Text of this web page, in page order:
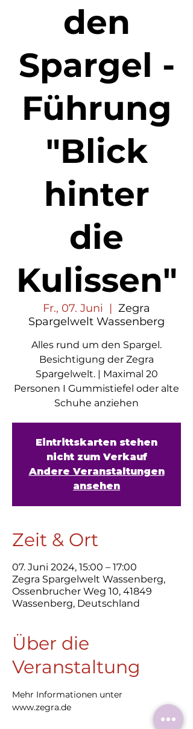
den
Spargel -
Führung
"Blick
hinter
die
Kulissen"
Fr., 07. Juni
  |
Zegra
Spargelwelt Wassenberg
Alles rund um den Spargel.
Besichtigung der Zegra
Spargelwelt. | Maximal 20
Personen I Gummistiefel oder alte
Schuhe anziehen
Eintrittskarten stehen
nicht zum Verkauf
Andere Veranstaltungen
ansehen
Zeit & Ort
07. Juni 2024, 15:00 – 17:00
Zegra Spargelwelt Wassenberg,
Ossenbrucher Weg 10, 41849
Wassenberg, Deutschland
Über die
Veranstaltung
Mehr Informationen unter
www.zegra.de